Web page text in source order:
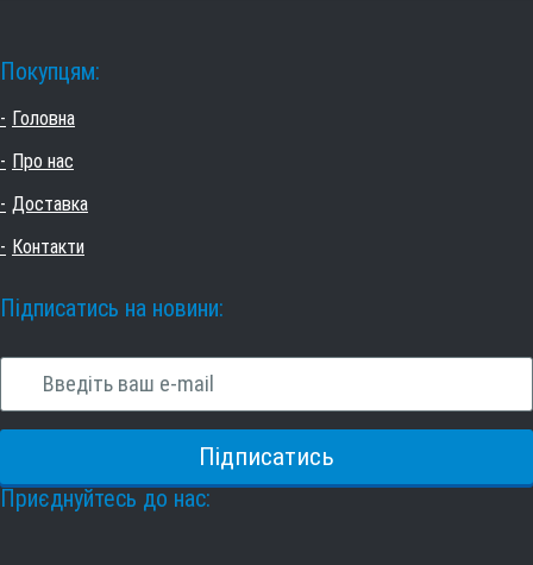
Покупцям:
Головна
Про нас
Доставка
Контакти
Підписатись на новини:
Приєднуйтесь до нас: